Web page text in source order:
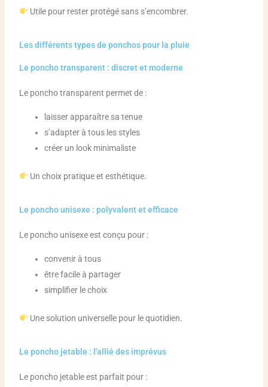
Utile pour rester protégé sans s’encombrer.
Les différents types de ponchos pour la pluie
Le poncho transparent : discret et moderne
Le poncho transparent permet de :
laisser apparaître sa tenue
s’adapter à tous les styles
créer un look minimaliste
Un choix pratique et esthétique.
Le poncho unisexe : polyvalent et efficace
Le poncho unisexe est conçu pour :
convenir à tous
être facile à partager
simplifier le choix
Une solution universelle pour le quotidien.
Le poncho jetable : l'allié des imprévus
Le poncho jetable est parfait pour :